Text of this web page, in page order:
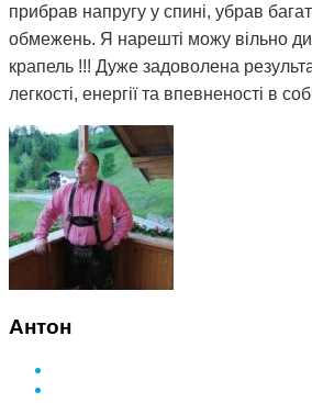
прибрав напругу у спині, убрав
обмежень. Я нарешті можу вільно
крапель !!! Дуже задоволена
легкості, енергії та впевненості в
Антон